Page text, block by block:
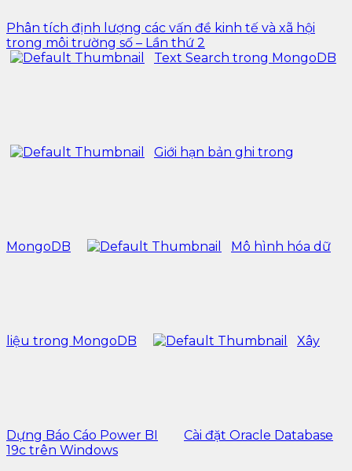
Phân tích định lượng các vấn đề kinh tế và xã hội
trong môi trường số – Lần thứ 2
Text Search trong MongoDB
Giới hạn bản ghi trong
MongoDB Mô hình hóa dữ
liệu trong MongoDB Xây
Dựng Báo Cáo Power BI
Cài đặt Oracle Database
19c trên Windows